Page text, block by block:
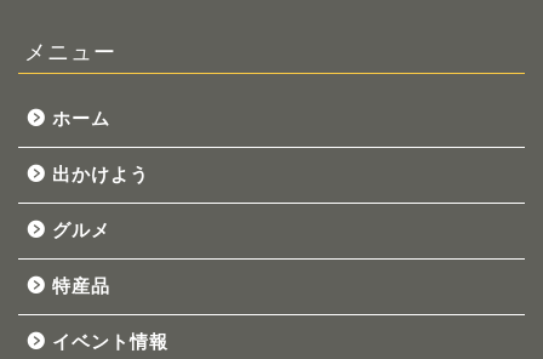
メニュー
ホーム
出かけよう
グルメ
特産品
イベント情報